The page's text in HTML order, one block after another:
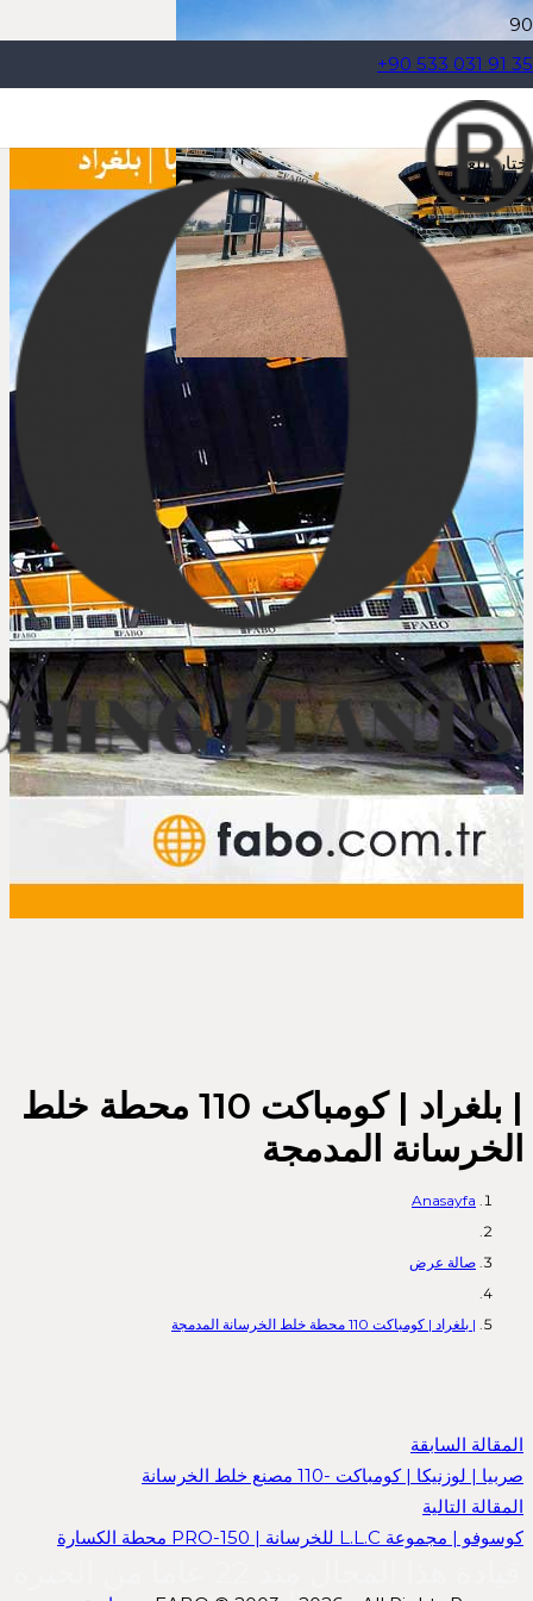
+90 533 031 91 35
اختار اللغة
| بلغراد | كومباكت 110 محطة خلط
الخرسانة المدمجة
Anasayfa
صالة عرض
| بلغراد | كومباكت 110 محطة خلط الخرسانة المدمجة
المقالة السابقة
صربيا | لوزنيكا | كومباكت -110 مصنع خلط الخرسانة
المقالة التالية
كوسوفو | مجموعة L.L.C للخرسانة | PRO-150 محطة الكسارة